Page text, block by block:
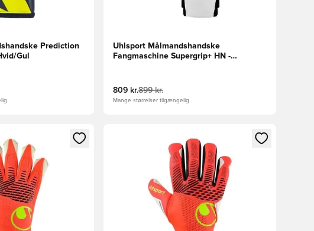
Prediction
Gul
Uhlsport Målmandshandske
Fangmaschine Supergrip+ HN -
809 kr.899 kr.
Mange størrelser tilgængelig
at logge ind eller tilmelde dig som medlemÅbner en Modal til at logge ind eller tilmelde dig